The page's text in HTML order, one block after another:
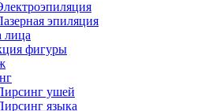
эпиляция
эпиляция для мужчин
эпиляция бикини
эпиляция груди
эпиляция верхней губы
эпиляция живота
эпиляция
лица
фигуры
ушей
языка